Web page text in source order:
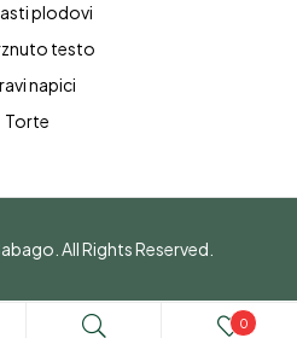
plodovi
testo
napici
Torte
. All Rights Reserved.
0